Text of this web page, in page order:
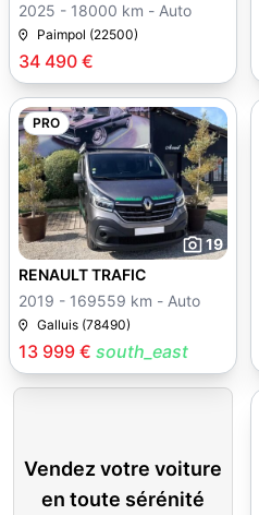
34 490 €
2025 - 18000 km - Auto
Paimpol (22500)
PRO
19
13 999 € south_east
RENAULT TRAFIC
2019 - 169559 km - Auto
Galluis (78490)
Vendez votre voiture
en toute sérénité